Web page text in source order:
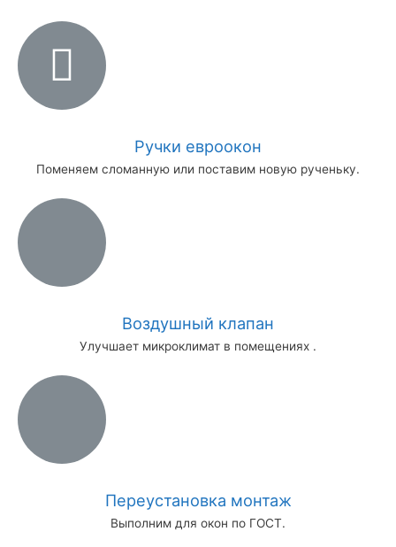
Ручки евроокон
Поменяем сломанную или поставим новую рученьку.
Воздушный клапан
Улучшает микроклимат в помещениях .
Переустановка монтаж
Выполним для окон по ГОСТ.